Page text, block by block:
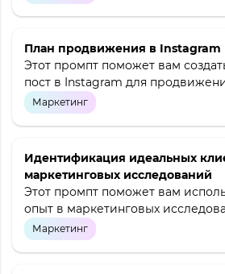
План продвижения в Instagram
Этот промпт поможет вам
пост в Instagram для
Маркетинг
Идентификация идеальных
маркетинговых исследований
Этот промпт поможет вам
опыт в маркетинговых
Маркетинг